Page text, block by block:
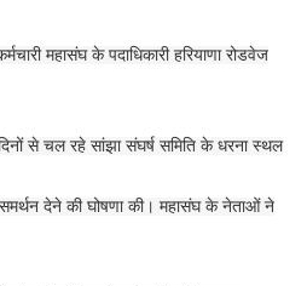
महासंघ के पदाधिकारी हरियाणा रोडवेज
से चल रहे सांझा संघर्ष समिति के धरना स्थल
देने की घोषणा की। महासंघ के नेताओं ने